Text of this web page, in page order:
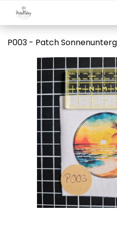
P003 - Patch